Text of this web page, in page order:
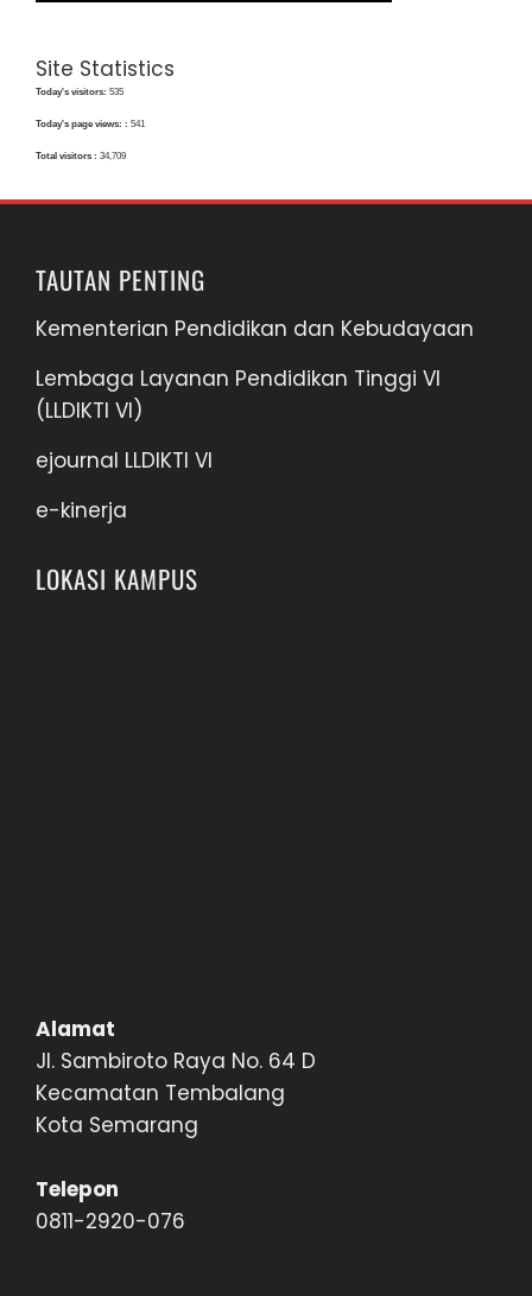
Site Statistics
Today's visitors: 535
Today's page views: : 541
Total visitors : 34,709
TAUTAN PENTING
Kementerian Pendidikan dan Kebudayaan
Lembaga Layanan Pendidikan Tinggi VI
(LLDIKTI VI)
ejournal LLDIKTI VI
e-kinerja
LOKASI KAMPUS
Alamat
Jl. Sambiroto Raya No. 64 D
Kecamatan Tembalang
Kota Semarang
Telepon
0811-2920-076